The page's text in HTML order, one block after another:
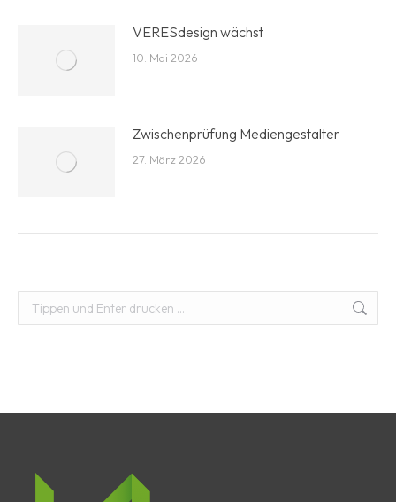
VERESdesign wächst
10. Mai 2026
Zwischenprüfung Mediengestalter
27. März 2026
Suchen: